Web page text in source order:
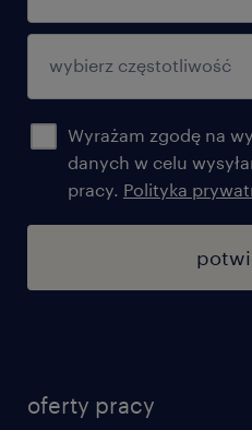
Wyrażam zgodę na
danych w celu
pracy. Polityka
oferty pracy